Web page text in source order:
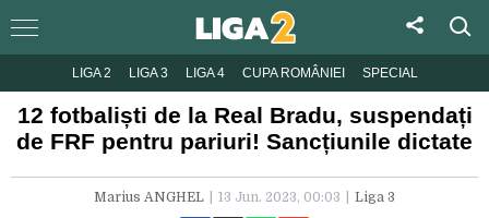
LIGA 2 LIGA 3 LIGA 4 CUPA ROMÂNIEI SPECIAL
12 fotbaliști de la Real Bradu, suspendați
de FRF pentru pariuri! Sancțiunile dictate
Marius ANGHEL 13 Jun. 2023, 00:03 Liga 3